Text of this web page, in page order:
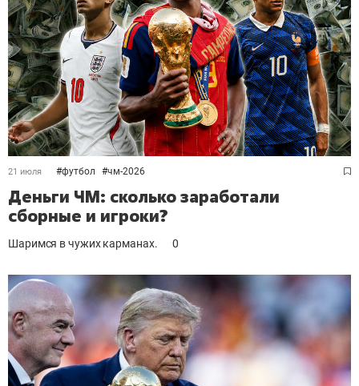
21 июля #футбол #чм-2026
Деньги ЧМ: сколько заработали
сборные и игроки?
Шаримся в чужих карманах. 0